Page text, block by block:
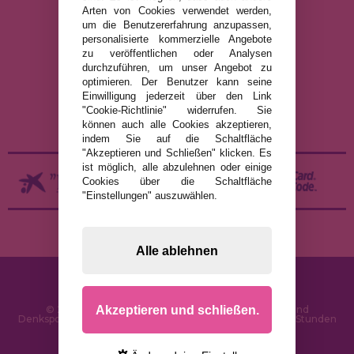
RECHTLICHE HINWEISE
DATENSCHUTZRICHTLINIE
COOKIE-RICHTLINIE
VERSAND UND RÜCKGABE
RÜCKGABE / WIDERRUF
© 2026 PuzzleLaden.de - Online-Shop für Puzzles und
Denksportaufgaben im Internet. Schnelle Lieferung in 24 Stunden
Arten von Cookies verwendet werden,
um die Benutzererfahrung anzupassen,
personalisierte kommerzielle Angebote
zu veröffentlichen oder Analysen
durchzuführen, um unser Angebot zu
optimieren. Der Benutzer kann seine
Einwilligung jederzeit über den Link
"Cookie-Richtlinie" widerrufen. Sie
können auch alle Cookies akzeptieren,
indem Sie auf die Schaltfläche
"Akzeptieren und Schließen" klicken. Es
ist möglich, alle abzulehnen oder einige
Cookies über die Schaltfläche
"Einstellungen" auszuwählen.
Alle ablehnen
Akzeptieren und schließen.